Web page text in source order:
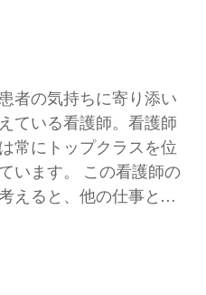
者の気持ちに寄り添い
ている看護師。看護師
常にトップクラスを位
います。 この看護師の
えると、他の仕事と…